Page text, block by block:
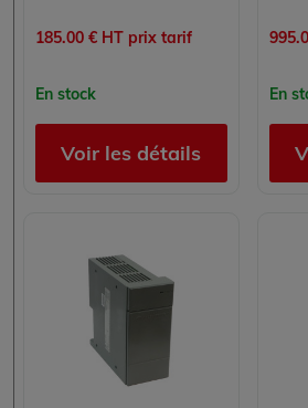
185.00 € HT prix tarif
En stock
Voir les détails
En